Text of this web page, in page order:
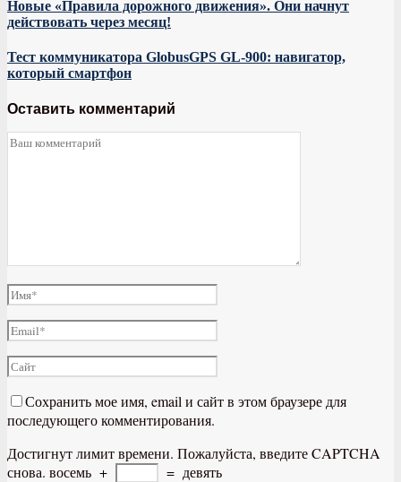
Новые «Правила дорожного движения». Они начнут
действовать через месяц!
Тест коммуникатора GlobusGPS GL-900: навигатор,
который смартфон
Оставить комментарий
Сохранить мое имя, email и сайт в этом браузере для
последующего комментирования.
Достигнут лимит времени. Пожалуйста, введите CAPTCHA
снова. восемь + = девять